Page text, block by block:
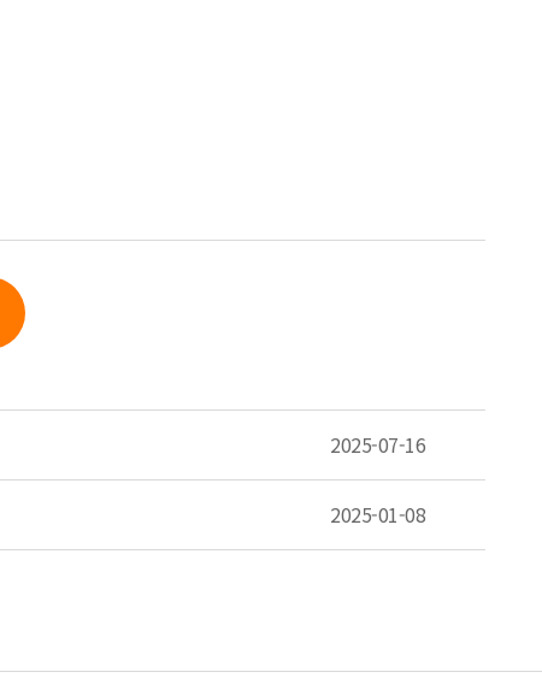
2025-07-16
2025-01-08